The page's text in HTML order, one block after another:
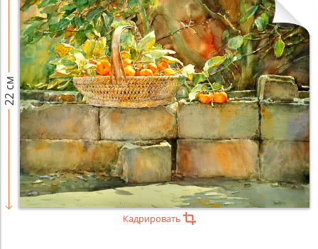
22 см
Кадрировать